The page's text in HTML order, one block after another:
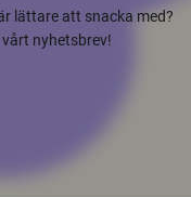
lättare att snacka med?
nyhetsbrev!